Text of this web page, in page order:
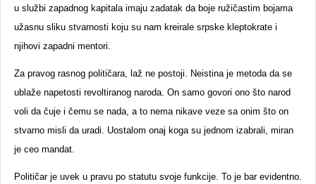
u službi zapadnog kapitala imaju zadatak da boje ružičastim bojama
užasnu sliku stvarnosti koju su nam kreirale srpske kleptokrate i
njihovi zapadni mentori.
Za pravog rasnog političara, laž ne postoji. Neistina je metoda da se
ublaže napetosti revoltiranog naroda. On samo govori ono što narod
voli da čuje i čemu se nada, a to nema nikave veze sa onim što on
stvarno misli da uradi. Uostalom onaj koga su jednom izabrali, miran
je ceo mandat.
Političar je uvek u pravu po statutu svoje funkcije. To je bar evidentno.